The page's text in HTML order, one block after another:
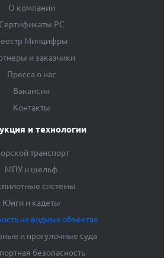
О компании
Сертификаты РС
Минцифры
и заказчики
Пресса о нас
Вакансии
Контакты
и технологии
транспорт
МПУ и шельф
системы
Юнги и кадеты
на водных объектах
и прогулочные суда
безопасность